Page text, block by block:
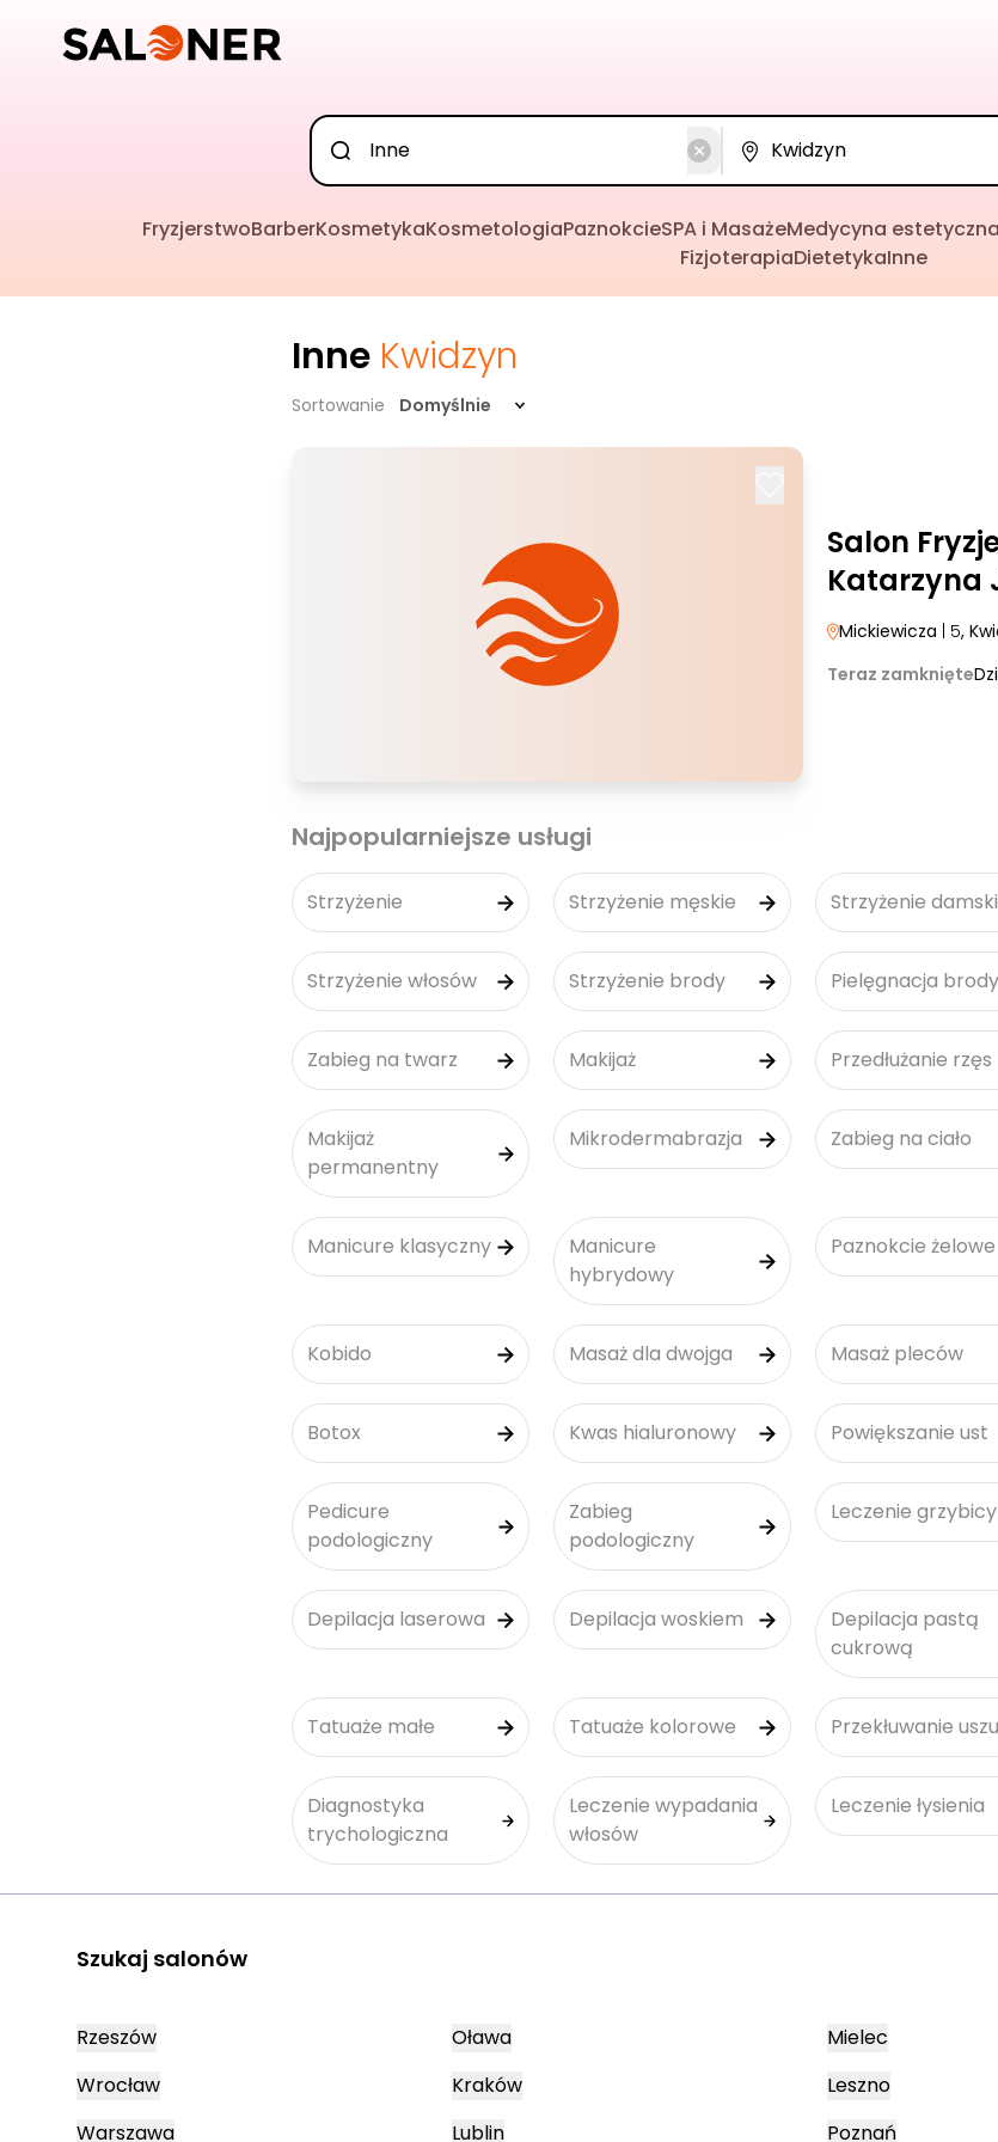
FryzjerstwoBarberKosmetykaKosmetologiaPaznokcieSPA i MasażeMedycyna estetyczna
FizjoterapiaDietetykaInne
Inne Kwidzyn
Sortowanie Domyślnie
Salon
Katarzyna
Mickiewicza | 5,
Teraz zamknięte
Najpopularniejsze usługi
Strzyżenie Strzyżenie męskie Strzyżenie
Strzyżenie włosów Strzyżenie brody Pielęgnacja brody
Zabieg na twarz Makijaż Przedłużanie rzęs
Makijaż
permanentny
Mikrodermabrazja Zabieg na ciało
Manicure klasyczny
Manicure
hybrydowy
Paznokcie żelowe
Kobido Masaż dla dwojga Masaż pleców
Botox Kwas hialuronowy Powiększanie ust
Pedicure
podologiczny
Zabieg
podologiczny
Leczenie grzybicy
Depilacja laserowa Depilacja woskiem
Depilacja pastą
cukrową
Tatuaże małe Tatuaże kolorowe Przekłuwanie uszu
Diagnostyka
trychologiczna
Leczenie wypadania
włosów
Leczenie łysienia
Szukaj salonów
Rzeszów
Wrocław
Warszawa
Oława
Kraków
Lublin
Mielec
Leszno
Poznań